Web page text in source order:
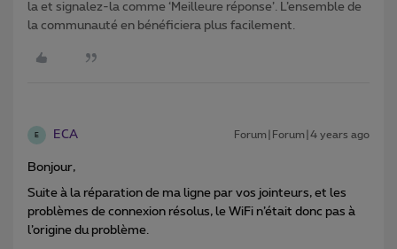
la et signalez-la comme ‘Meilleure réponse’. L’ensemble de
la communauté en bénéficiera plus facilement.
E ECA Forum|Forum|4 years ago
Bonjour,
Suite à la réparation de ma ligne par vos jointeurs, et les
problèmes de connexion résolus, le WiFi n’était donc pas à
l’origine du problème.